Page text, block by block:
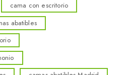
cama con escritorio
abatibles